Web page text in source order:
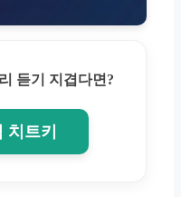
듣기 지겹다면?
치트키